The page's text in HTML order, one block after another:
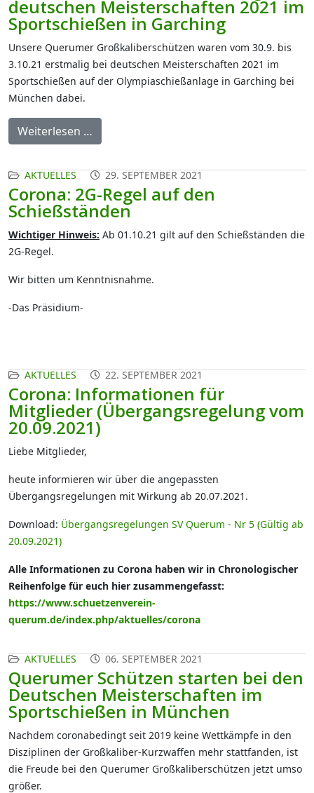
deutschen Meisterschaften 2021 im
Sportschießen in Garching
Unsere Querumer Großkaliberschützen waren vom 30.9. bis
3.10.21 erstmalig bei deutschen Meisterschaften 2021 im
Sportschießen auf der Olympiaschießanlage in Garching bei
München dabei.
Weiterlesen …
AKTUELLES 29. SEPTEMBER 2021
Corona: 2G-Regel auf den
Schießständen
Wichtiger Hinweis: Ab 01.10.21 gilt auf den Schießständen die
2G-Regel.
Wir bitten um Kenntnisnahme.
-Das Präsidium-
AKTUELLES 22. SEPTEMBER 2021
Corona: Informationen für
Mitglieder (Übergangsregelung vom
20.09.2021)
Liebe Mitglieder,
heute informieren wir über die angepassten
Übergangsregelungen mit Wirkung ab 20.07.2021.
Download: Übergangsregelungen SV Querum - Nr 5 (Gültig ab
20.09.2021)
Alle Informationen zu Corona haben wir in Chronologischer
Reihenfolge für euch hier zusammengefasst:
https://www.schuetzenverein-
querum.de/index.php/aktuelles/corona
AKTUELLES 06. SEPTEMBER 2021
Querumer Schützen starten bei den
Deutschen Meisterschaften im
Sportschießen in München
Nachdem coronabedingt seit 2019 keine Wettkämpfe in den
Disziplinen der Großkaliber-Kurzwaffen mehr stattfanden, ist
die Freude bei den Querumer Großkaliberschützen jetzt umso
größer.